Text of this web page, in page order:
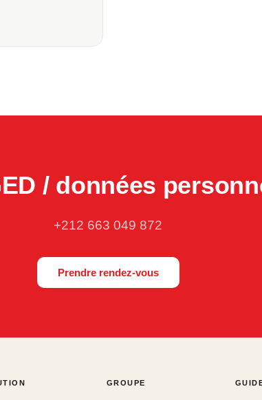
/ données
+212 663 049 872
Prendre rendez-vous
GROUPE